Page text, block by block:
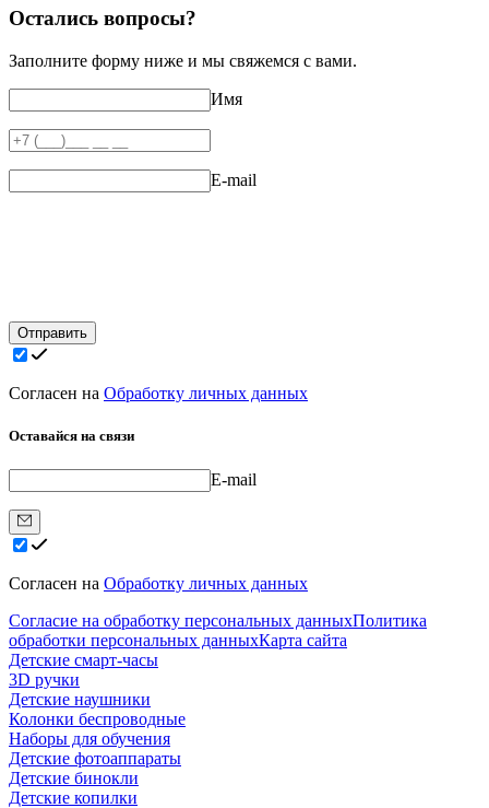
Остались вопросы?
Заполните форму ниже и мы свяжемся с вами.
Имя
E-mail
Отправить
Согласен на Обработку личных данных
Оставайся на связи
E-mail
Согласен на Обработку личных данных
Согласие на обработку персональных данныхПолитика
обработки персональных данныхКарта сайта
Детские смарт-часы
3D ручки
Детские наушники
Колонки беспроводные
Наборы для обучения
Детские фотоаппараты
Детские бинокли
Детские копилки